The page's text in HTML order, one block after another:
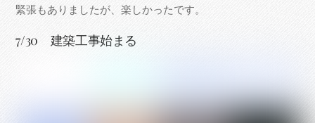
緊張もありましたが、楽しかったです。
7/30 建築工事始まる